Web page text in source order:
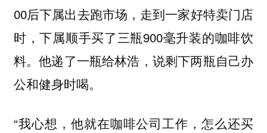
00后下属出去跑市场，走到一家好特卖门店
时，下属顺手买了三瓶900毫升装的咖啡饮
料。他递了一瓶给林浩，说剩下两瓶自己办
公和健身时喝。
“我心想，他就在咖啡公司工作，怎么还买